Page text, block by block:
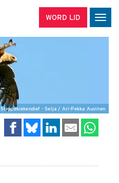
WORD LID
Steppekiekendief - Selja / Ari-Pekka Auvinen